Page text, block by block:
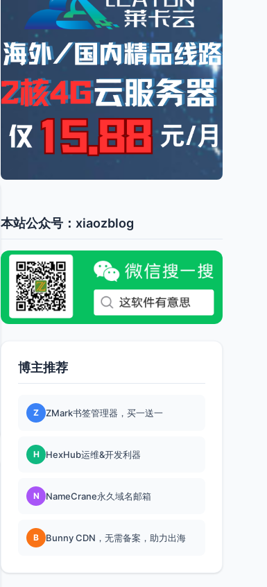
本站公众号：xiaozblog
博主推荐
Z ZMark书签管理器，买一送一
H HexHub运维&开发利器
N NameCrane永久域名邮箱
B Bunny CDN，无需备案，助力出海